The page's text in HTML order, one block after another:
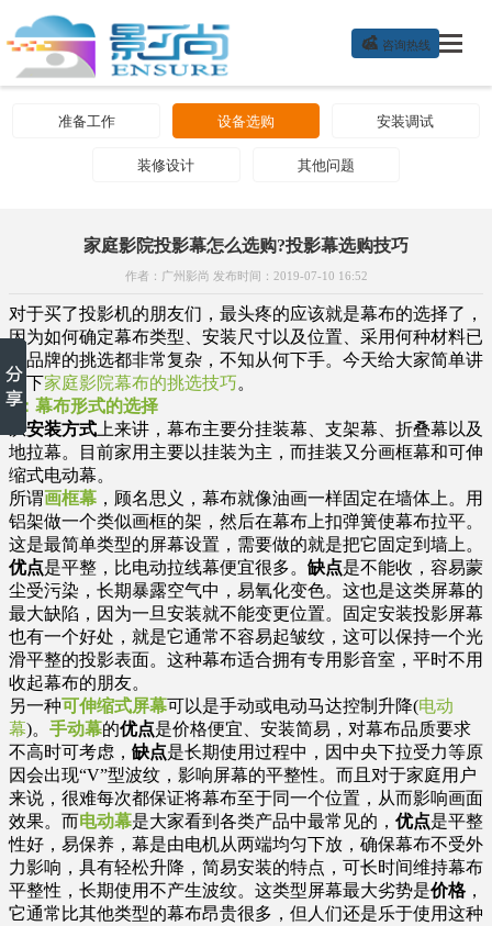
 咨询热线
准备工作 设备选购 安装调试
装修设计 其他问题
家庭影院投影幕怎么选购?投影幕选购技巧
作者：广州影尚 发布时间：2019-07-10 16:52
对于买了投影机的朋友们，最头疼的应该就是幕布的选择了，
因为如何确定幕布类型、安装尺寸以及位置、采用何种材料已
至品牌的挑选都非常复杂，不知从何下手。今天给大家简单讲
一下家庭影院幕布的挑选技巧。
1：幕布形式的选择
从安装方式 上来讲，幕布主要分挂装幕、支架幕、折叠幕以及
地拉幕。目前家用主要以挂装为主，而挂装又分画框幕和可伸
缩式电动幕。
所谓画框幕 ，顾名思义，幕布就像油画一样固定在墙体上。用
铝架做一个类似画框的架，然后在幕布上扣弹簧使幕布拉平。
这是最简单类型的屏幕设置，需要做的就是把它固定到墙上。
优点是平整，比电动拉线幕便宜很多。 缺点是不能收，容易蒙
尘受污染，长期暴露空气中，易氧化变色。这也是这类屏幕的
最大缺陷，因为一旦安装就不能变更位置。固定安装投影屏幕
也有一个好处，就是它通常不容易起皱纹，这可以保持一个光
滑平整的投影表面。这种幕布适合拥有专用影音室，平时不用
收起幕布的朋友。
另一种可伸缩式屏幕可以是手动或电动马达控制升降(电动
幕)。 手动幕的优点是价格便宜、安装简易，对幕布品质要求
不高时可考虑， 缺点是长期使用过程中，因中央下拉受力等原
因会出现“V”型波纹，影响屏幕的平整性。而且对于家庭用户
来说，很难每次都保证将幕布至于同一个位置，从而影响画面
效果。而电动幕是大家看到各类产品中最常见的， 优点是平整
性好，易保养，幕是由电机从两端均匀下放，确保幕布不受外
力影响，具有轻松升降，简易安装的特点，可长时间维持幕布
平整性，长期使用不产生波纹。这类型屏幕最大劣势是价格，
它通常比其他类型的幕布昂贵很多，但人们还是乐于使用这种